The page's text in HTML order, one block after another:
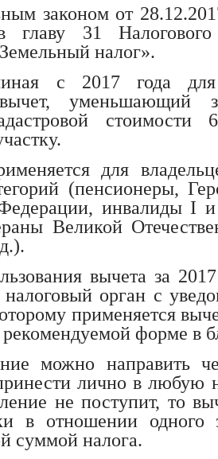
законом от
главу 31 Налогового
налог».
с 2017 года для
уменьшающий
для
(пенсионеры,
инвалиды I
Великой
вычета за
налоговый орган с
применяется
форме в
можно направить
лично в любую
не поступит, то
в отношении одного
суммой налога.